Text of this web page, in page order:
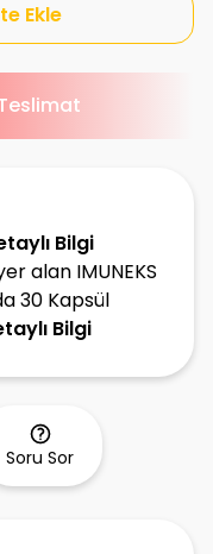
Ekle
Bilgi
alan IMUNEKS
30 Kapsül
Bilgi
Soru Sor